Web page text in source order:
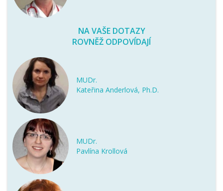
NA VAŠE DOTAZY
ROVNĚŽ ODPOVÍDAJÍ
MUDr.
Kateřina Anderlová, Ph.D.
MUDr.
Pavlína Krollová